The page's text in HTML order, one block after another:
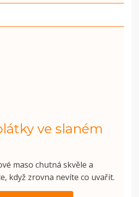
ve slaném
maso chutná skvěle a
když zrovna nevíte co uvařit.